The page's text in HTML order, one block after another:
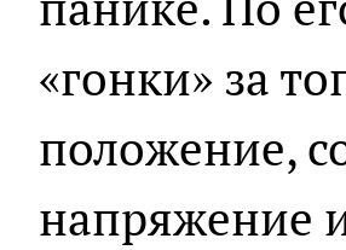
«гонки» за
положение,
напряжение